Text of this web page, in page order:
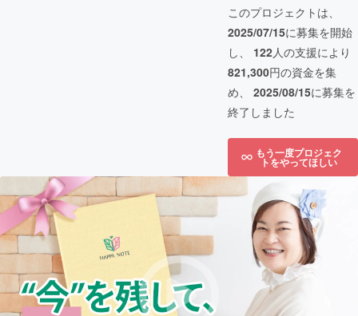
このプロジェクトは、
2025/07/15に募集を開始
し、 122人の支援により
821,300円の資金を集
め、 2025/08/15に募集を
終了しました
もう一度プロジェク
トをやってほしい